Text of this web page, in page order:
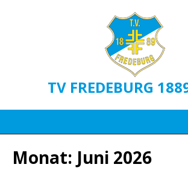
TV FREDEBURG
Monat: Juni 2026